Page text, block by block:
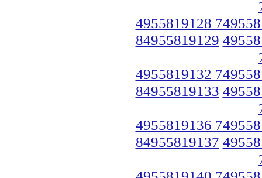
4955819128
84955819129
4955819132
84955819133
4955819136
84955819137